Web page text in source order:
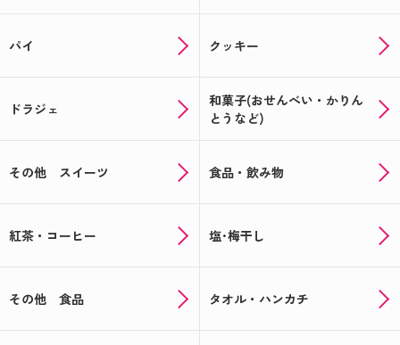
パイ クッキー
ドラジェ
和菓子(おせんべい・かりん
とうなど)
その他 スイーツ 食品・飲み物
紅茶・コーヒー 塩･梅干し
その他 食品 タオル・ハンカチ